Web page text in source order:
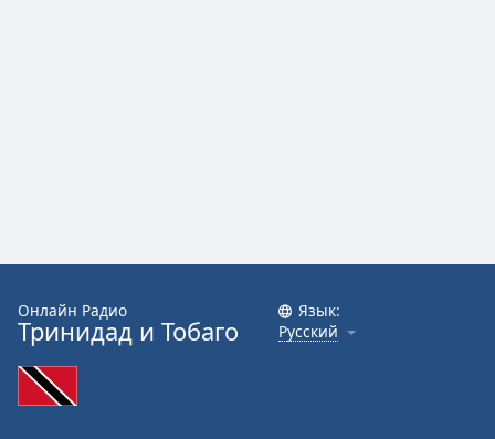
Онлайн Радио
Тринидад и Тобаго
Язык:
Русский